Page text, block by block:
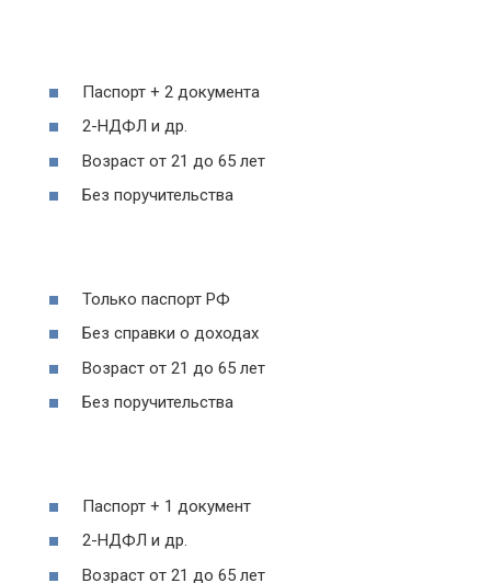
Паспорт + 2 документа
2-НДФЛ и др.
Возраст от 21 до 65 лет
Без поручительства
Только паспорт РФ
Без справки о доходах
Возраст от 21 до 65 лет
Без поручительства
Паспорт + 1 документ
2-НДФЛ и др.
Возраст от 21 до 65 лет